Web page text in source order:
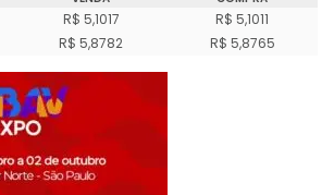
R$ 5,1017
R$ 5,1011
R$ 5,8782 R$ 5,8765